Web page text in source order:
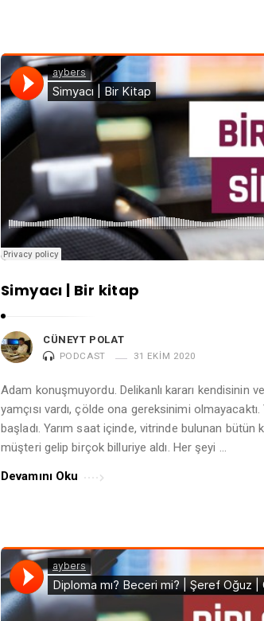
Simyacı | Bir kitap
CÜNEYT POLAT
PODCAST 31 EKIM 2020
Adam konuşmuyordu. Delikanlı kararı kendisinin
yamçısı vardı, çölde ona gereksinimi olmayacaktı.
başladı. Yarım saat içinde, vitrinde bulunan
müşteri gelip birçok billuriye aldı. Her şeyi …
Devamını Oku